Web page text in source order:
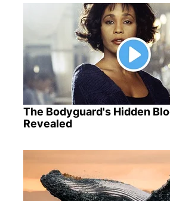
The Bodyguard's Hidden
Revealed